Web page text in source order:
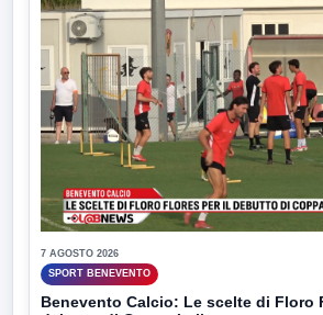
7 AGOSTO 2026
SPORT BENEVENTO
Benevento Calcio: Le scelte di Floro